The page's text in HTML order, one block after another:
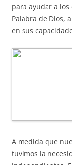
para ayudar a
Palabra de Dios,
en sus
A medida que
tuvimos la